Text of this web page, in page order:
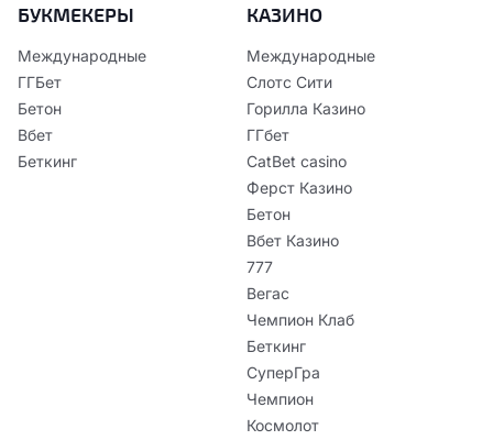
БУКМЕКЕРЫ
Международные
ГГБет
Бетон
Вбет
Беткинг
КАЗИНО
Международные
Слотс Сити
Горилла Казино
ГГбет
CatBet casino
Ферст Казино
Бетон
Вбет Казино
777
Вегас
Чемпион Клаб
Беткинг
СуперГра
Чемпион
Космолот